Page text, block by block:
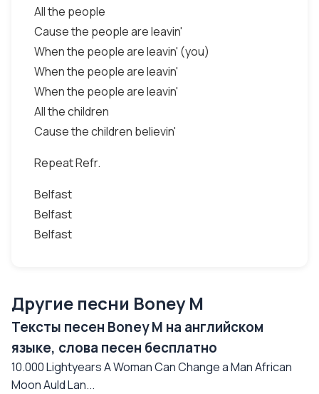
All the people
Cause the people are leavin'
When the people are leavin' (you)
When the people are leavin'
When the people are leavin'
All the children
Cause the children believin'
Repeat Refr.
Belfast
Belfast
Belfast
Другие песни Boney M
Тексты песен Boney M на английском
языке, слова песен бесплатно
10.000 Lightyears A Woman Can Change a Man African
Moon Auld Lan...